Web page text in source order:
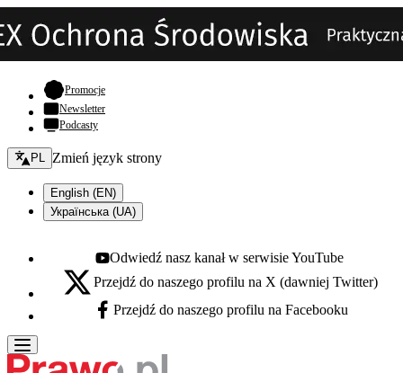
Promocje- otwiera się w nowej karcie
Newsletter
Podcasty
Zmień język - bieżący:
PL Zmień język strony
English (EN)
Українська (UA)
Youtube - otwiera się w nowej karcie
Odwiedź nasz kanał w serwisie YouTube
X - otwiera się w nowej karcie
Przejdź do naszego profilu na X (dawniej Twitter)
Facebook - otwiera się w nowej karcie
Przejdź do naszego profilu na Facebooku